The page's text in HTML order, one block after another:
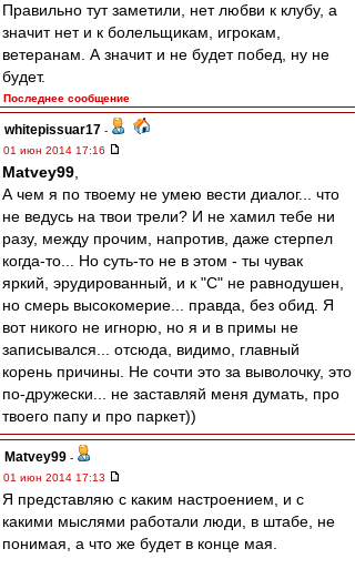
Правильно тут заметили, нет любви к клубу, а
значит нет и к болельщикам, игрокам,
ветеранам. А значит и не будет побед, ну не
будет.
Последнее сообщение
whitepissuar17 -
01 июн 2014 17:16
Matvey99
А чем я по твоему не умею вести диалог... что
не ведусь на твои трели? И не хамил тебе ни
разу, между прочим, напротив, даже стерпел
когда-то... Но суть-то не в этом - ты чувак
яркий, эрудированный, и к "С" не равнодушен,
но смерь высокомерие... правда, без обид. Я
вот никого не игнорю, но я и в примы не
записывался... отсюда, видимо, главный
корень причины. Не сочти это за выволочку, это
по-дружески... не заставляй меня думать, про
твоего папу и про паркет))
Matvey99 -
01 июн 2014 17:13
Я представляю с каким настроением, и с
какими мыслями работали люди, в штабе, не
понимая, а что же будет в конце мая.